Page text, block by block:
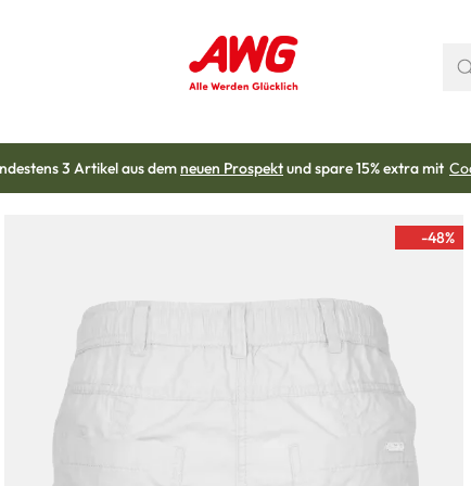
3 Artikel aus demneuen Prospektund spare 15% extra mit
-48%